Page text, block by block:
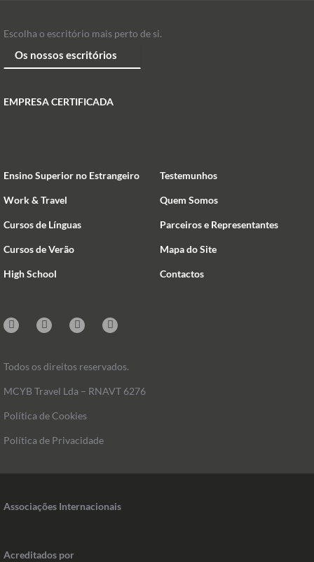
Escolha o escritório mais perto de si.
EMPRESA CERTIFICADA
Ensino Superior no Estrangeiro
Work & Travel
Cursos de Línguas
Cursos de Verão
High School
Testemunhos
Quem Somos
Parceiros e Representantes
Mapa do Site
Contactos
Todos os direitos reservados.
Política de Cookies
Política de Privacidade
InstagramFacebookLinkedinMail
MCYB Travel Lda – RNAVT 6276
Associações Internacionais
Acreditados por